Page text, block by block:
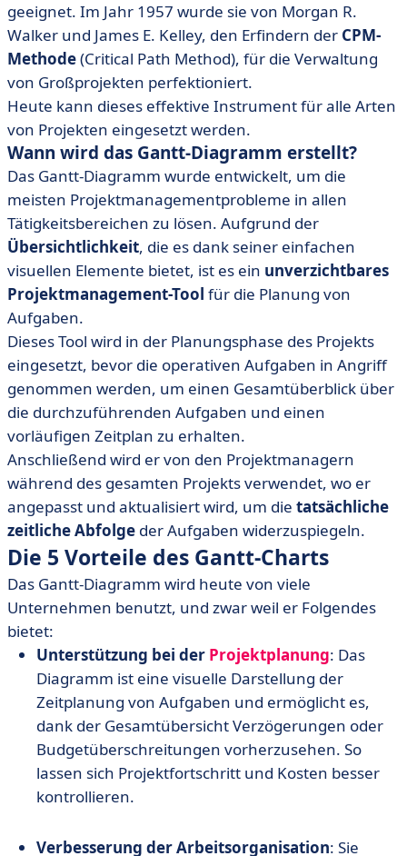
geeignet. Im Jahr 1957 wurde sie von Morgan R.
Walker und James E. Kelley, den Erfindern der CPM-
Methode(Critical Path Method), für die Verwaltung
von Großprojekten perfektioniert.
Heute kann dieses effektive Instrument für alle Arten
von Projekten eingesetzt werden.
Wann wird das Gantt-Diagramm erstellt?
Das Gantt-Diagramm wurde entwickelt, um die
meisten Projektmanagementprobleme in allen
Tätigkeitsbereichen zu lösen. Aufgrund der
Übersichtlichkeit, die es dank seiner einfachen
visuellen Elemente bietet, ist es ein unverzichtbares
Projektmanagement-Tool für die Planung von
Aufgaben.
Dieses Tool wird in der Planungsphase des Projekts
eingesetzt, bevor die operativen Aufgaben in Angriff
genommen werden, um einen Gesamtüberblick über
die durchzuführenden Aufgaben und einen
vorläufigen Zeitplan zu erhalten.
Anschließend wird er von den Projektmanagern
während des gesamten Projekts verwendet, wo er
angepasst und aktualisiert wird, um die tatsächliche
zeitliche Abfolge der Aufgaben widerzuspiegeln.
Die 5 Vorteile des Gantt-Charts
Das Gantt-Diagramm wird heute von viele
Unternehmen benutzt, und zwar weil er Folgendes
bietet:
Unterstützung bei der Projektplanung: Das
Diagramm ist eine visuelle Darstellung der
Zeitplanung von Aufgaben und ermöglicht es,
dank der Gesamtübersicht Verzögerungen oder
Budgetüberschreitungen vorherzusehen. So
lassen sich Projektfortschritt und Kosten besser
kontrollieren.
Verbesserung der Arbeitsorganisation: Sie